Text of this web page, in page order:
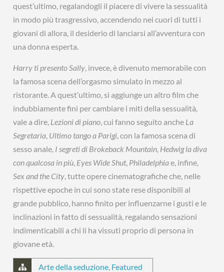
quest’ultimo, regalandogli il piacere di vivere la sessualità
in modo più trasgressivo, accendendo nei cuori di tutti i
giovani di allora, il desiderio di lanciarsi all’avventura con
una donna esperta.
Harry ti presento Sally , invece, è divenuto memorabile con
la famosa scena dell’orgasmo simulato in mezzo al
ristorante. A quest’ultimo, si aggiunge un altro film che
indubbiamente finì per cambiare i miti della sessualità,
vale a dire, Lezioni di piano , cui fanno seguito anche La
Segretaria Ultimo tango a Parigi , con la famosa scena di
sesso anale, I segreti di Brokeback Mountain Hedwig la diva
con qualcosa in più Eyes Wide Shut, Philadelphiae, infine,
Sex and the City , tutte opere cinematografiche che, nelle
rispettive epoche in cui sono state rese disponibili al
grande pubblico, hanno finito per influenzarne i gusti e le
inclinazioni in fatto di sessualità, regalando sensazioni
indimenticabili a chi li ha vissuti proprio di persona in
giovane età.
Arte della seduzione Featured